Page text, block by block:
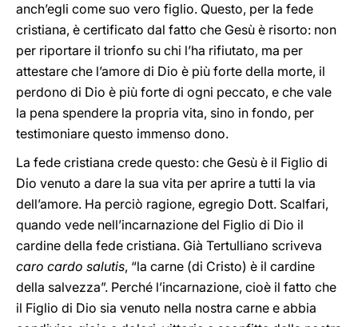
anch’egli come suo vero figlio. Questo, per la fede
cristiana, è certificato dal fatto che Gesù è risorto: non
per riportare il trionfo su chi l’ha rifiutato, ma per
attestare che l’amore di Dio è più forte della morte, il
perdono di Dio è più forte di ogni peccato, e che vale
la pena spendere la propria vita, sino in fondo, per
testimoniare questo immenso dono.
La fede cristiana crede questo: che Gesù è il Figlio di
Dio venuto a dare la sua vita per aprire a tutti la via
dell’amore. Ha perciò ragione, egregio Dott. Scalfari,
quando vede nell’incarnazione del Figlio di Dio il
cardine della fede cristiana. Già Tertulliano scriveva
caro cardo salutis, “la carne (di Cristo) è il cardine
della salvezza”. Perché l’incarnazione, cioè il fatto che
il Figlio di Dio sia venuto nella nostra carne e abbia